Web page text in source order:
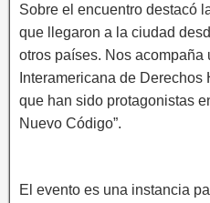
Sobre el encuentro destacó
que llegaron a la ciudad
otros países. Nos acompaña
Interamericana de
que han sido protagonistas
Nuevo Código”.
El evento es una instancia